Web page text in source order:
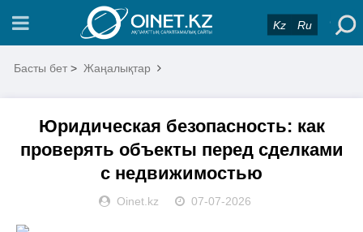
Kz Ru
Басты бет > Жаңалықтар
Юридическая безопасность: как
проверять объекты перед сделками
с недвижимостью
Oinet.kz 07-07-2026